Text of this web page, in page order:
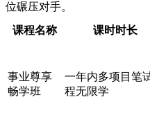
位碾压对手。
课程名称
课时时长
事业尊享
畅学班
一年内多项目笔
程无限学